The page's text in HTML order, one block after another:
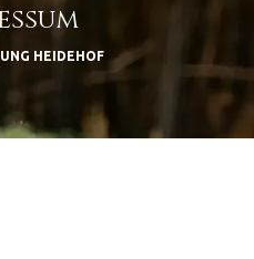
HEIDEHOF